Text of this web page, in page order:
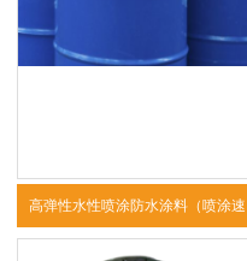
高弹性水性喷涂防水涂料（喷涂速